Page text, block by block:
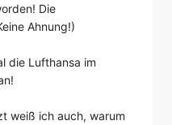
Die
Ahnung!)
die Lufthansa im
weiß ich auch, warum